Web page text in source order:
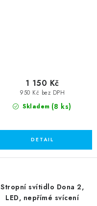
Skladem (8 ks)
950 Kč bez DPH
1 150 Kč
Stropní svítidlo Dona 2,
LED, nepřímé svícení